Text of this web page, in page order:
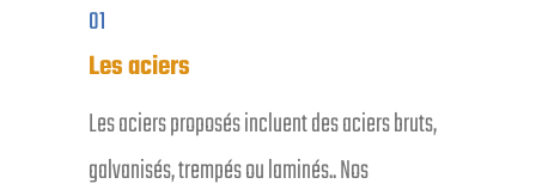
01
Les aciers
Les aciers proposés incluent des aciers bruts,
galvanisés, trempés ou laminés.. Nos